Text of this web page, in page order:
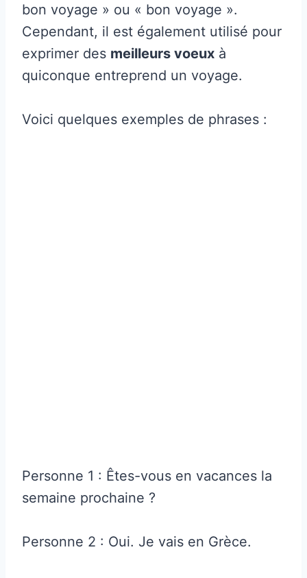
bon voyage » ou « bon voyage ».
Cependant, il est également utilisé pour
exprimer des meilleurs voeux à
quiconque entreprend un voyage.
Voici quelques exemples de phrases :
Personne 1 : Êtes-vous en vacances la
semaine prochaine ?
Personne 2 : Oui. Je vais en Grèce.